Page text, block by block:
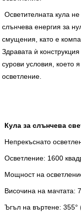
Осветителната кула
слънчева енергия за
смущения, като е
Здравата ѝ
сурови условия, което
осветление.
Кула за слънчева
Непрекъснато
Осветление: 1600
Мощност на
Височина на мачтата:
Ъгъл на въртене: 355°